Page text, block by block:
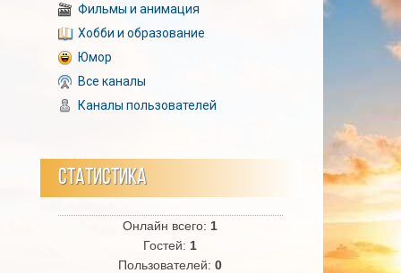
Фильмы и анимация
Хобби и образование
Юмор
Все каналы
Каналы пользователей
СТАТИСТИКА
Онлайн всего: 1
Гостей: 1
Пользователей:0